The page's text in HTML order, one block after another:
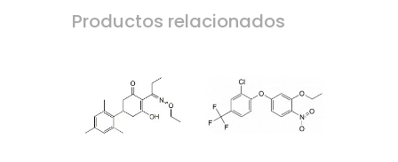
Productos relacionados